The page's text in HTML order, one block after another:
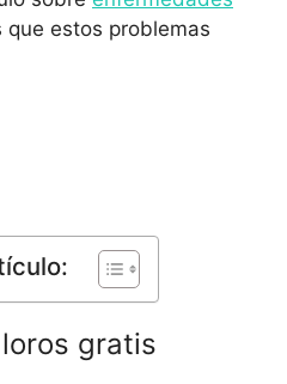
que estos problemas
gratis